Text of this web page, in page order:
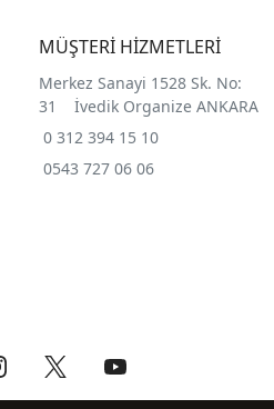
MÜŞTERİ HİZMETLERİ
Merkez Sanayi 1528 Sk. No:
31 İvedik Organize ANKARA
0 312 394 15 10
0543 727 06 06